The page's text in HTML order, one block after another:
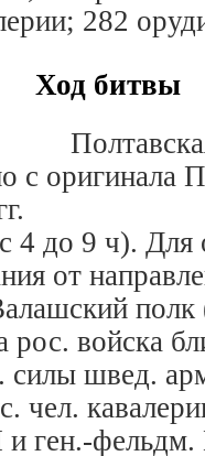
282
Ход битвы
с оригинала
4 до 9 ч). Для
от
полк
рос. вой­ска
си­лы швед.
чел.
ген.-фельдм.